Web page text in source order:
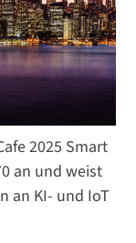
2025 Smart
an und weist
an KI- und IoT